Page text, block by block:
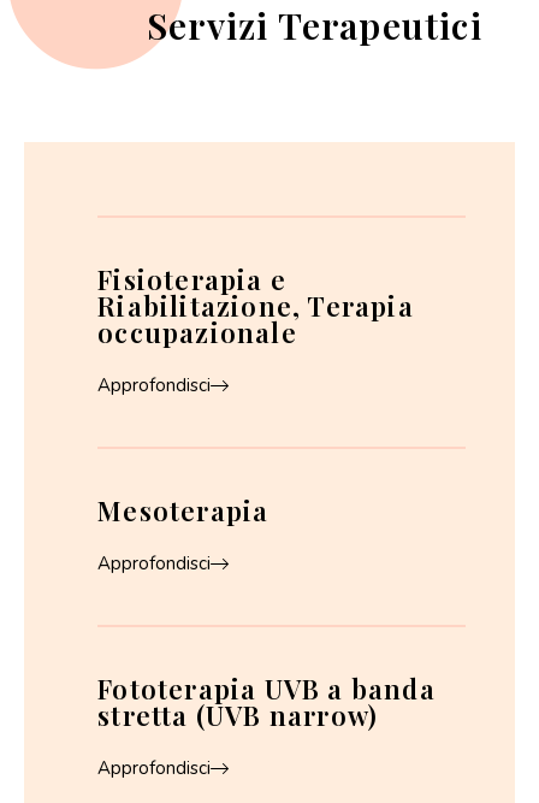
Servizi Terapeutici
Fisioterapia e
Riabilitazione, Terapia
occupazionale
Approfondisci
Mesoterapia
Approfondisci
Fototerapia UVB a banda
stretta (UVB narrow)
Approfondisci